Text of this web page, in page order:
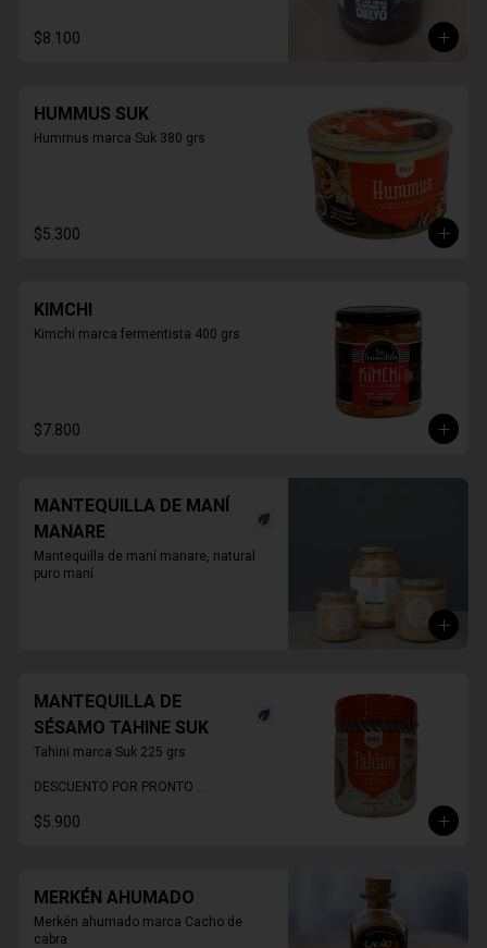
$8.100
HUMMUS SUK
Hummus marca Suk 380 grs
$5.300
KIMCHI
Kimchi marca fermentista 400 grs
$7.800
MANTEQUILLA DE MANÍ
MANARE
Mantequilla de maní manare, natural
puro maní
MANTEQUILLA DE
SÉSAMO TAHINE SUK
Tahini marca Suk 225 grs
DESCUENTO POR PRONTO
$5.900
MERKÉN AHUMADO
Merkén ahumado marca Cacho de
cabra